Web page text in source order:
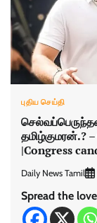
புதிய செய்தி
தமிழ்குமரன்.?
|Congress
Daily News Tamil
Spread the love